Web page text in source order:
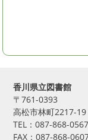
香川県立図書館
〒761-0393
高松市林町2217-19
TEL：087-868-0567
FAX：087-868-